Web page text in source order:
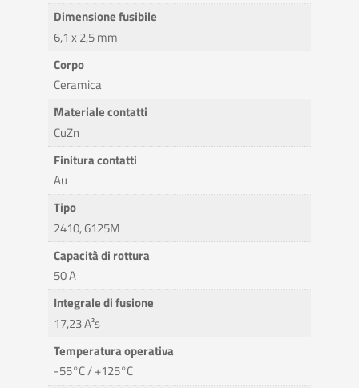
Dimensione fusibile
6,1 x 2,5 mm
Corpo
Ceramica
Materiale contatti
CuZn
Finitura contatti
Au
Tipo
2410, 6125M
Capacità di rottura
50 A
Integrale di fusione
17,23 A²s
Temperatura operativa
-55°C / +125°C